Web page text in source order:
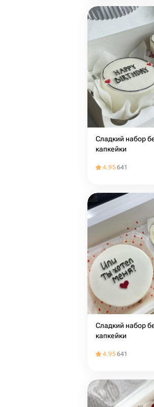
Сладкий набор бенто+
капкейки
4.95641
Сладкий набор бенто+
капкейки
4.95641